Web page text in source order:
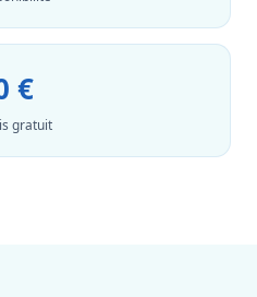
€
gratuit